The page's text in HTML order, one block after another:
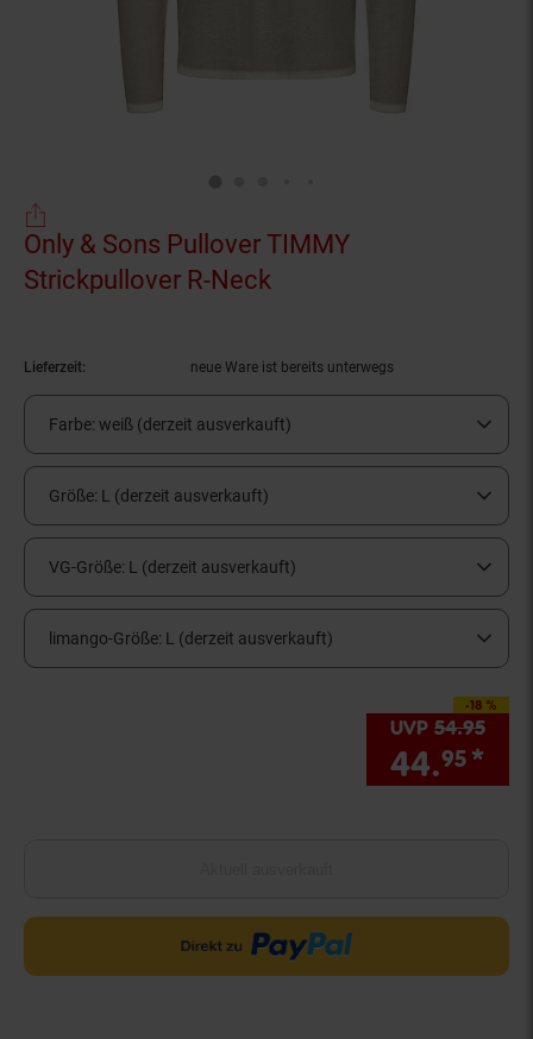
Only & Sons Pullover TIMMY
Strickpullover R-Neck
Lieferzeit: neue Ware ist bereits unterwegs
Farbe: weiß (derzeit ausverkauft)
Größe: L (derzeit ausverkauft)
VG-Größe: L (derzeit ausverkauft)
limango-Größe: L (derzeit ausverkauft)
-18 %
Sie Sparen 18
UVP 54.95
44.95 *